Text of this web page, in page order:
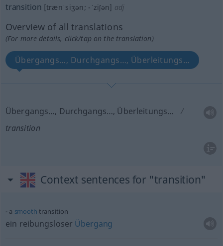
transition [trænˈsiʒən; -ˈziʃən] adj
Overview of all translations
(For more details, click/tap on the translation)
Übergangs…, Durchgangs…, Überleitungs…
Übergangs…, Durchgangs…, Überleitungs…
transition
Context sentences for "transition"
a smooth transition
ein reibungsloser Übergang